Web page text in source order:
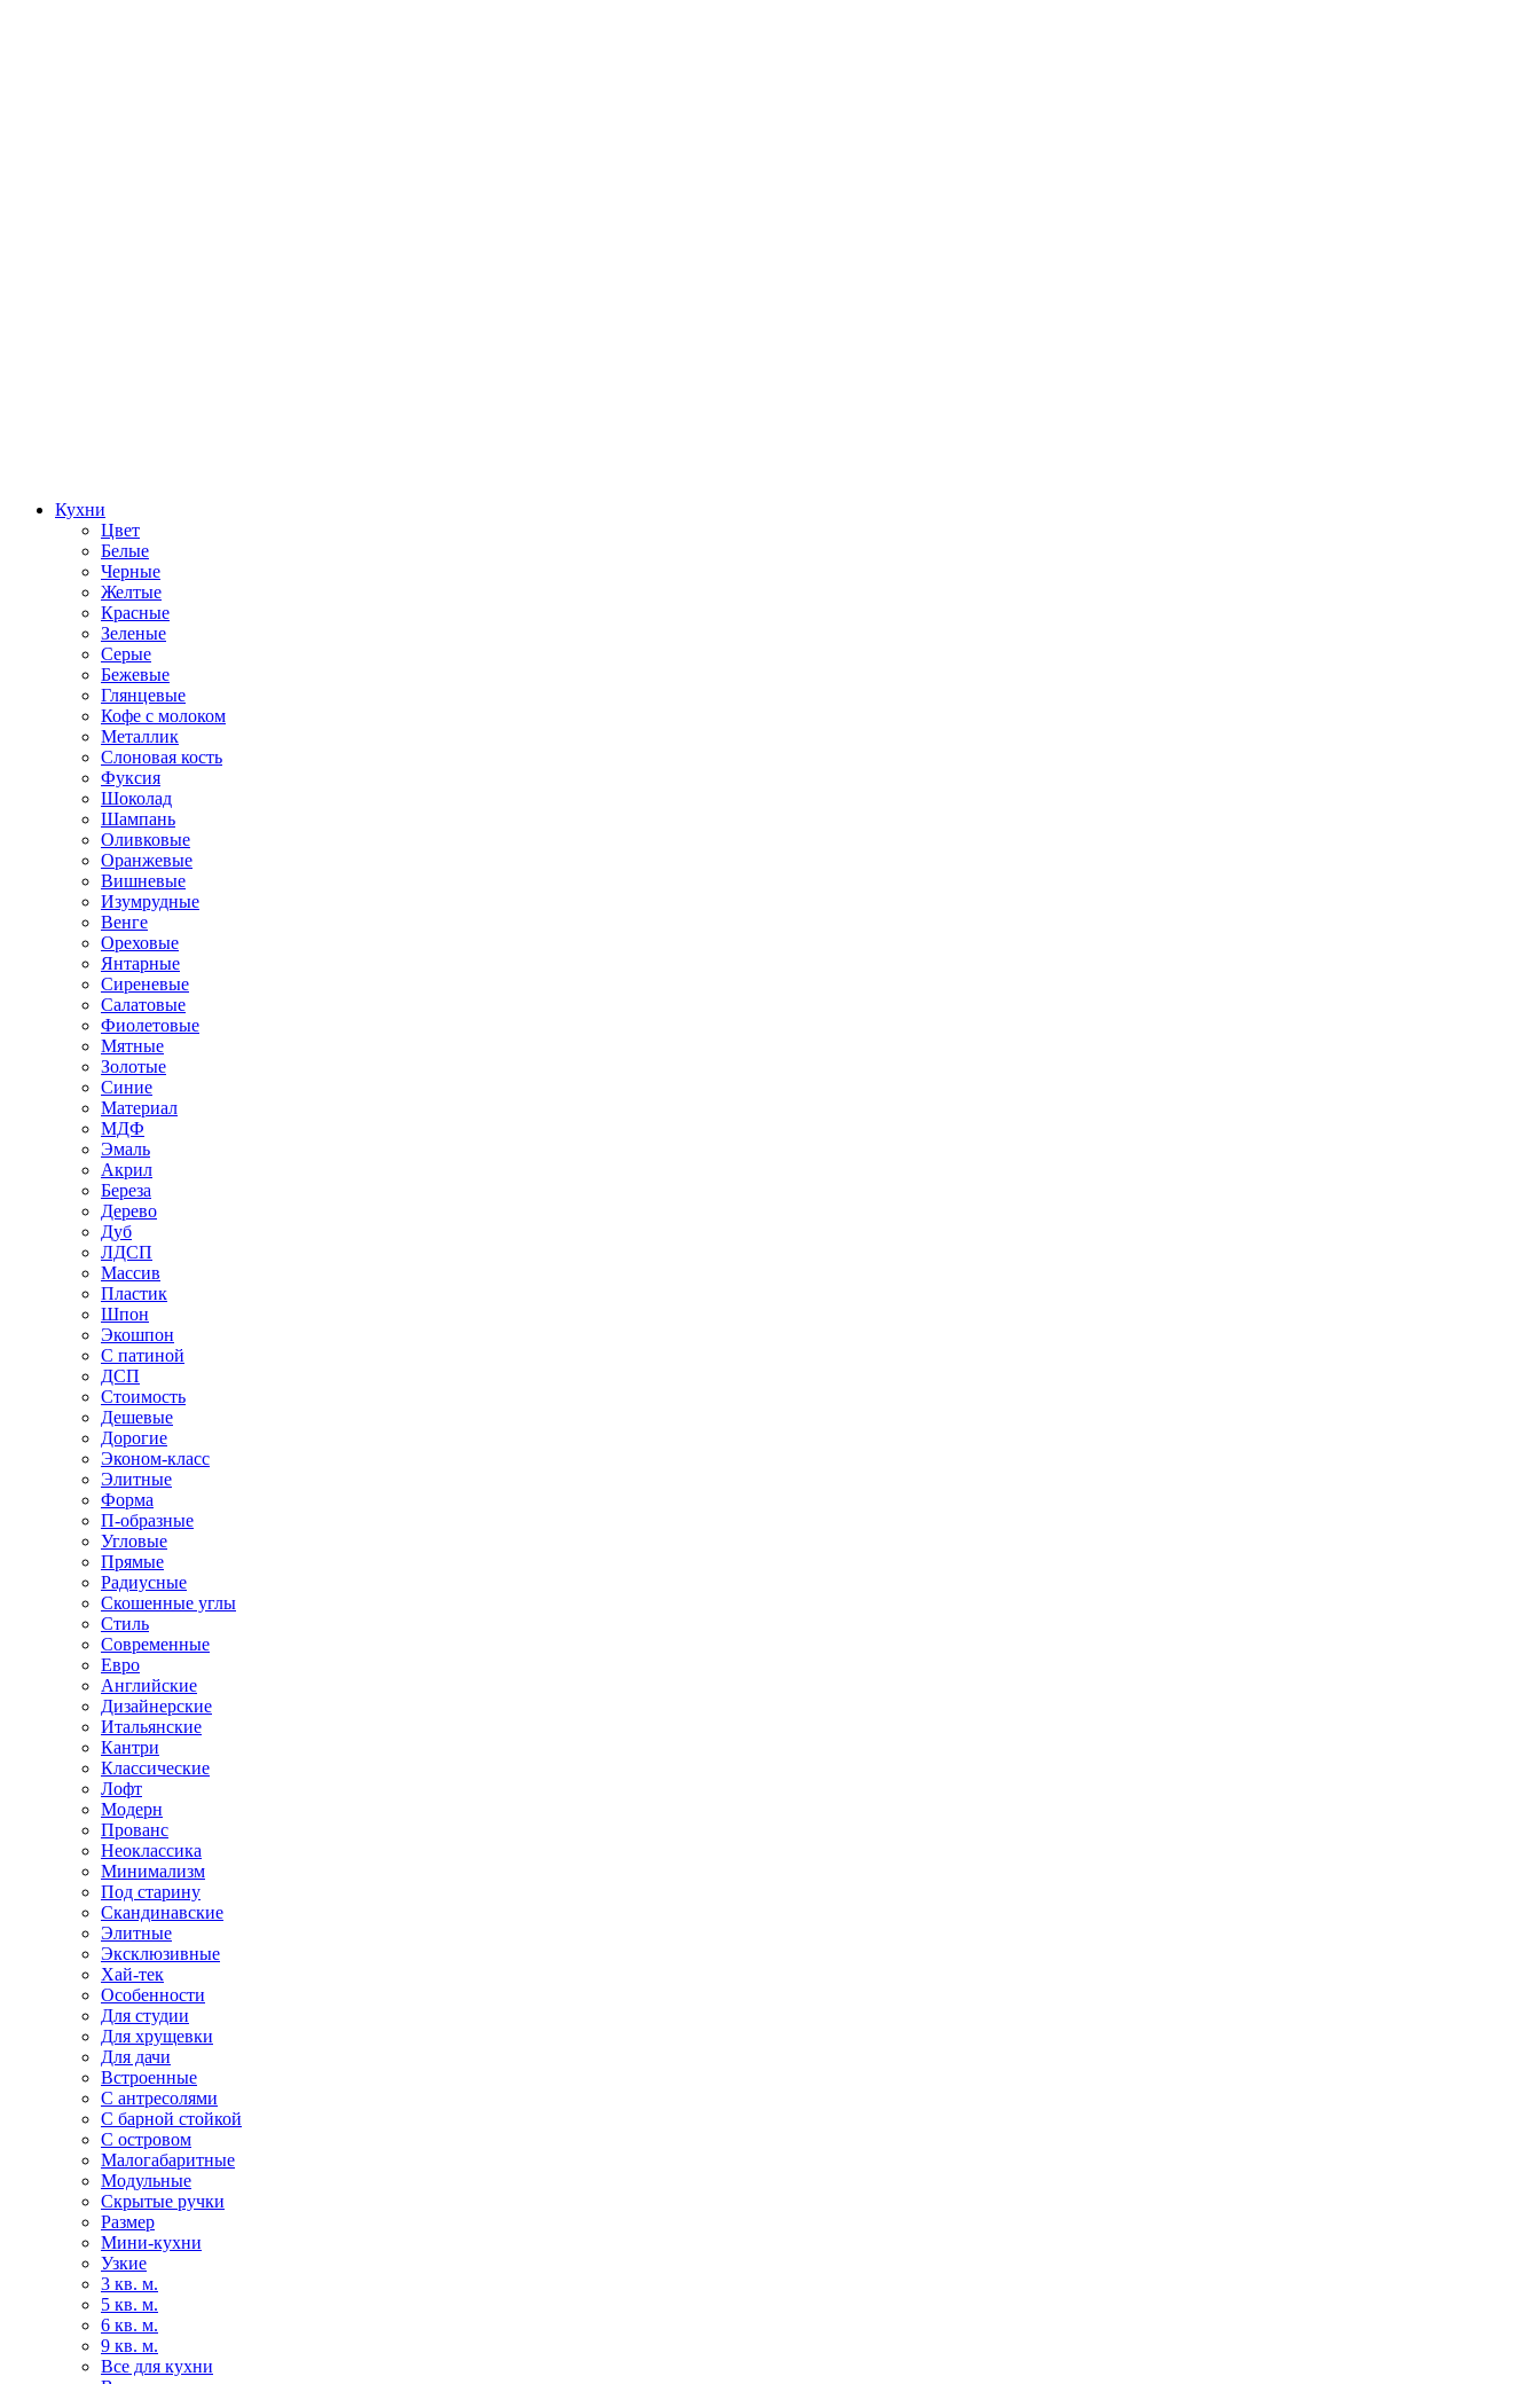
Кухни
Цвет
Белые
Черные
Желтые
Красные
Зеленые
Серые
Бежевые
Глянцевые
Кофе с молоком
Металлик
Слоновая кость
Фуксия
Шоколад
Шампань
Оливковые
Оранжевые
Вишневые
Изумрудные
Венге
Ореховые
Янтарные
Сиреневые
Салатовые
Фиолетовые
Мятные
Золотые
Синие
Материал
МДФ
Эмаль
Акрил
Береза
Дерево
Дуб
ЛДСП
Массив
Пластик
Шпон
Экошпон
С патиной
ДСП
Стоимость
Дешевые
Дорогие
Эконом-класс
Элитные
Форма
П-образные
Угловые
Прямые
Радиусные
Скошенные углы
Стиль
Современные
Евро
Английские
Дизайнерские
Итальянские
Кантри
Классические
Лофт
Модерн
Прованс
Неоклассика
Минимализм
Под старину
Скандинавские
Элитные
Эксклюзивные
Хай-тек
Особенности
Для студии
Для хрущевки
Для дачи
Встроенные
С антресолями
С барной стойкой
С островом
Малогабаритные
Модульные
Скрытые ручки
Размер
Мини-кухни
Узкие
3 кв. м.
5 кв. м.
6 кв. м.
9 кв. м.
Все для кухни